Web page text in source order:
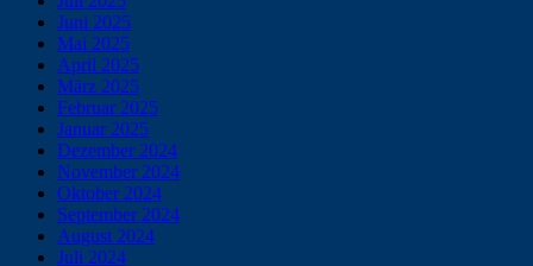
Juni 2025
Mai 2025
April 2025
März 2025
Februar 2025
Januar 2025
Dezember 2024
November 2024
Oktober 2024
September 2024
August 2024
Juli 2024